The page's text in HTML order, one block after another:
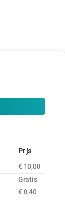
Prijs
€ 10,00
Gratis
€ 0,40